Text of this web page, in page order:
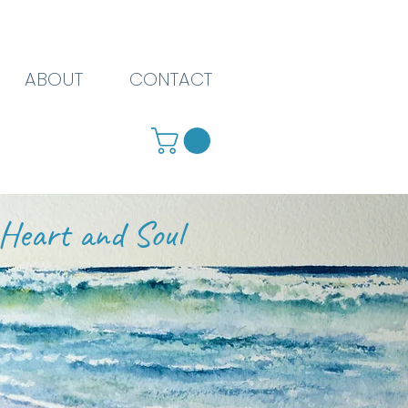
ABOUT CONTACT
Heart and Soul